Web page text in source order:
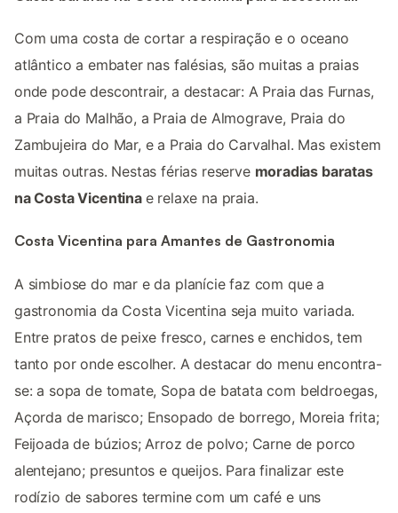
Com uma costa de cortar a respiração e o oceano
atlântico a embater nas falésias, são muitas a praias
onde pode descontrair, a destacar: A Praia das Furnas,
a Praia do Malhão, a Praia de Almograve, Praia do
Zambujeira do Mar, e a Praia do Carvalhal. Mas existem
muitas outras. Nestas férias reserve moradias baratas
na Costa Vicentina e relaxe na praia.
Costa Vicentina para Amantes de Gastronomia
A simbiose do mar e da planície faz com que a
gastronomia da Costa Vicentina seja muito variada.
Entre pratos de peixe fresco, carnes e enchidos, tem
tanto por onde escolher. A destacar do menu encontra-
se: a sopa de tomate, Sopa de batata com beldroegas,
Açorda de marisco; Ensopado de borrego, Moreia frita;
Feijoada de búzios; Arroz de polvo; Carne de porco
alentejano; presuntos e queijos. Para finalizar este
rodízio de sabores termine com um café e uns